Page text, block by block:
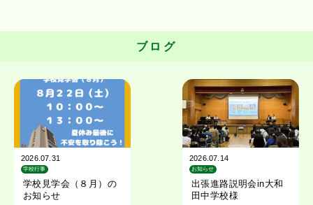
ブログ
2026.07.31
学校行事
学校見学会（８月）の
お知らせ
2026.07.14
お知らせ
出張進路説明会in大和
田中学校様